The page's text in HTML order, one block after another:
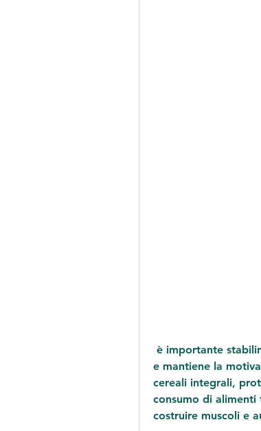
e mantiene la
cereali integrali,
consumo di
costruire muscoli e